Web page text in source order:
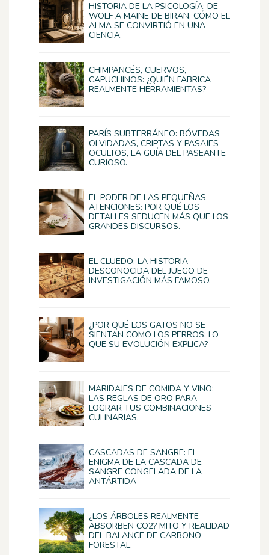
HISTORIA DE LA PSICOLOGÍA: DE
WOLF A MAINE DE BIRAN, CÓMO EL
ALMA SE CONVIRTIÓ EN UNA
CIENCIA.
CHIMPANCÉS, CUERVOS,
CAPUCHINOS: ¿QUIÉN FABRICA
REALMENTE HERRAMIENTAS?
PARÍS SUBTERRÁNEO: BÓVEDAS
OLVIDADAS, CRIPTAS Y PASAJES
OCULTOS, LA GUÍA DEL PASEANTE
CURIOSO.
EL PODER DE LAS PEQUEÑAS
ATENCIONES: POR QUÉ LOS
DETALLES SEDUCEN MÁS QUE LOS
GRANDES DISCURSOS.
EL CLUEDO: LA HISTORIA
DESCONOCIDA DEL JUEGO DE
INVESTIGACIÓN MÁS FAMOSO.
¿POR QUÉ LOS GATOS NO SE
SIENTAN COMO LOS PERROS: LO
QUE SU EVOLUCIÓN EXPLICA?
MARIDAJES DE COMIDA Y VINO:
LAS REGLAS DE ORO PARA
LOGRAR TUS COMBINACIONES
CULINARIAS.
CASCADAS DE SANGRE: EL
ENIGMA DE LA CASCADA DE
SANGRE CONGELADA DE LA
ANTÁRTIDA
¿LOS ÁRBOLES REALMENTE
ABSORBEN CO2? MITO Y REALIDAD
DEL BALANCE DE CARBONO
FORESTAL.